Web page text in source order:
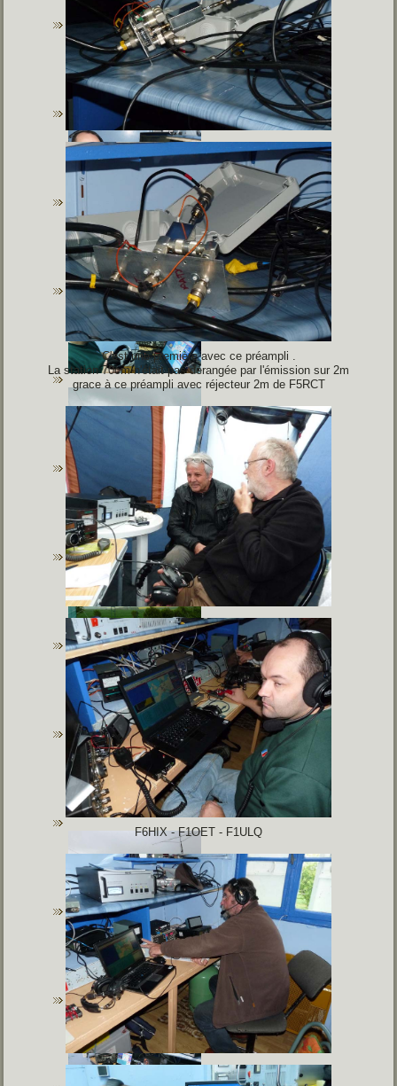
C'est une première avec ce préampli .
La station 70cm n'était pas dérangée par l'émission sur 2m
grace à ce préampli avec réjecteur 2m de F5RCT
F6HIX - F1OET - F1ULQ